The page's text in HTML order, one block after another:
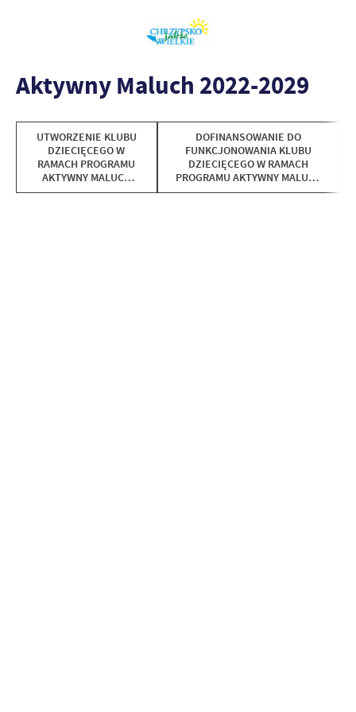
Aktywny Maluch 2022-2029
UTWORZENIE KLUBU
DZIECIĘCEGO W
RAMACH PROGRAMU
AKTYWNY MALUCH
2022–2029
DOFINANSOWANIE DO
FUNKCJONOWANIA KLUBU
DZIECIĘCEGO W RAMACH
PROGRAMU AKTYWNY MALUCH
2022–2029